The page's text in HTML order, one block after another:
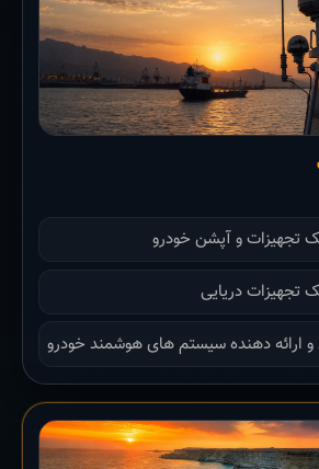
تجهیزات و آپشن خودرو
تجهیزات دریایی
و ارائه دهنده سیستم های هوشمند خودرو